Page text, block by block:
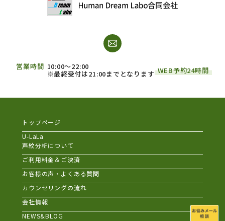
営業時間 10:00～22:00
※最終受付は21:00までとなります WEB予約24時間
トップページ
U-LaLa
声紋分析について
ご利用料金＆ご決済
お客様の声・よくある質問
カウンセリングの流れ
会社情報
NEWS&BLOG